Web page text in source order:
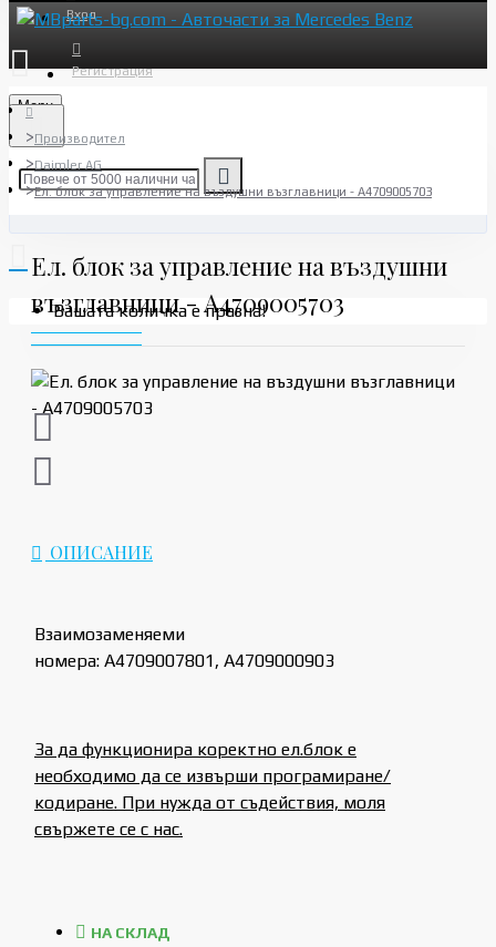
Вход
Регистрация
Menu
Вашата количка е празна!
Производител
Daimler AG
Ел. блок за управление на въздушни възглавници - A4709005703
Ел. блок за управление на въздушни
възглавници - A4709005703
ОПИСАНИЕ
Взаимозаменяеми
номера: A4709007801, A4709000903
За да функционира коректно ел.блок е
необходимо да се извърши програмиране/
кодиране. При нужда от съдействия, моля
свържете се с нас.
НА СКЛАД